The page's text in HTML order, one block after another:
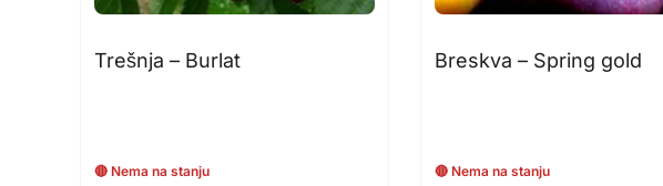
Trešnja – Burlat Breskva – Spring gold